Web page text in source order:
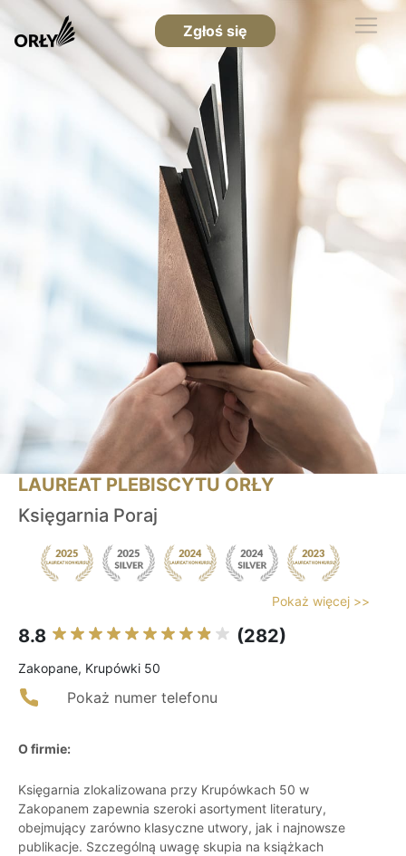
Zgłoś się
LAUREAT PLEBISCYTU ORŁY
Księgarnia Poraj
Pokaż więcej >>
8.8 (282)
Zakopane, Krupówki 50
Pokaż numer telefonu
O firmie:
Księgarnia zlokalizowana przy Krupówkach 50 w
Zakopanem zapewnia szeroki asortyment literatury,
obejmujący zarówno klasyczne utwory, jak i najnowsze
publikacje. Szczególną uwagę skupia na książkach